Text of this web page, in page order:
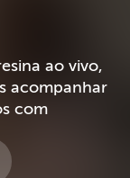
ao vivo,
acompanhar
com